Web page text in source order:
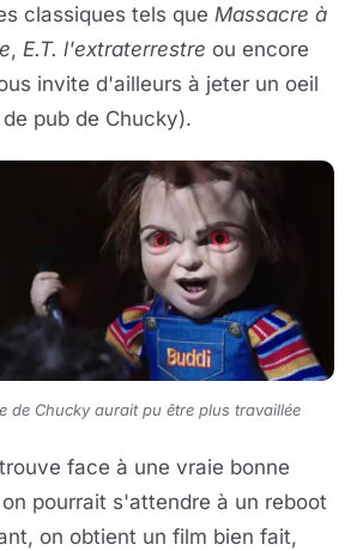
classiques tels que Massacre à
, E.T. l'extraterrestre ou encore
invite d'ailleurs à jeter un oeil
pub de Chucky).
de Chucky aurait pu être plus travaillée
face à une vraie bonne
pourrait s'attendre à un reboot
on obtient un film bien fait,